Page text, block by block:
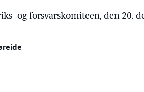
og forsvarskomiteen, den 20.